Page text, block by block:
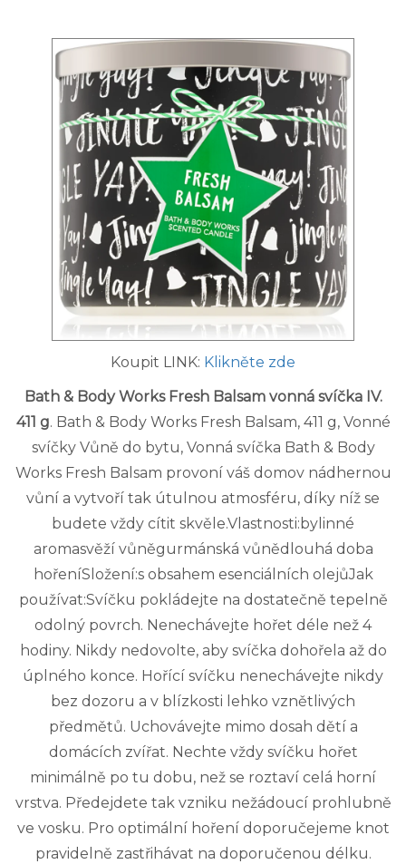
Koupit LINK: Klikněte zde
Bath & Body Works Fresh Balsam vonná svíčka IV.
411 g. Bath & Body Works Fresh Balsam, 411 g, Vonné
svíčky Vůně do bytu, Vonná svíčka Bath & Body
Works Fresh Balsam provoní váš domov nádhernou
vůní a vytvoří tak útulnou atmosféru, díky níž se
budete vždy cítit skvěle.Vlastnosti:bylinné
aromasvěží vůněgurmánská vůnědlouhá doba
hořeníSložení:s obsahem esenciálních olejůJak
používat:Svíčku pokládejte na dostatečně tepelně
odolný povrch. Nenechávejte hořet déle než 4
hodiny. Nikdy nedovolte, aby svíčka dohořela až do
úplného konce. Hořící svíčku nenechávejte nikdy
bez dozoru a v blízkosti lehko vznětlivých
předmětů. Uchovávejte mimo dosah dětí a
domácích zvířat. Nechte vždy svíčku hořet
minimálně po tu dobu, než se roztaví celá horní
vrstva. Předejdete tak vzniku nežádoucí prohlubně
ve vosku. Pro optimální hoření doporučejeme knot
pravidelně zastřihávat na doporučenou délku.